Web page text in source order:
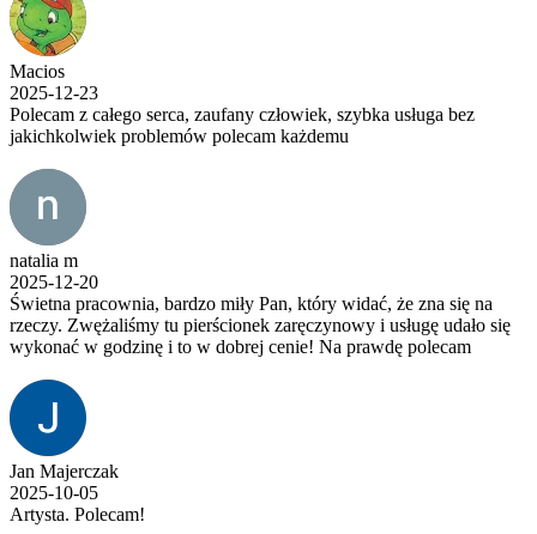
Macios
2025-12-23
Polecam z całego serca, zaufany człowiek, szybka usługa bez
jakichkolwiek problemów polecam każdemu
natalia m
2025-12-20
Świetna pracownia, bardzo miły Pan, który widać, że zna się na
rzeczy. Zwężaliśmy tu pierścionek zaręczynowy i usługę udało się
wykonać w godzinę i to w dobrej cenie! Na prawdę polecam
Jan Majerczak
2025-10-05
Artysta. Polecam!